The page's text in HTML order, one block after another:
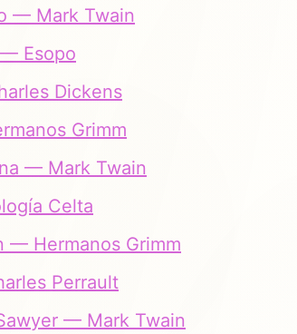
— Mark Twain
Esopo
Dickens
Grimm
— Mark Twain
Celta
— Hermanos Grimm
Perrault
— Mark Twain